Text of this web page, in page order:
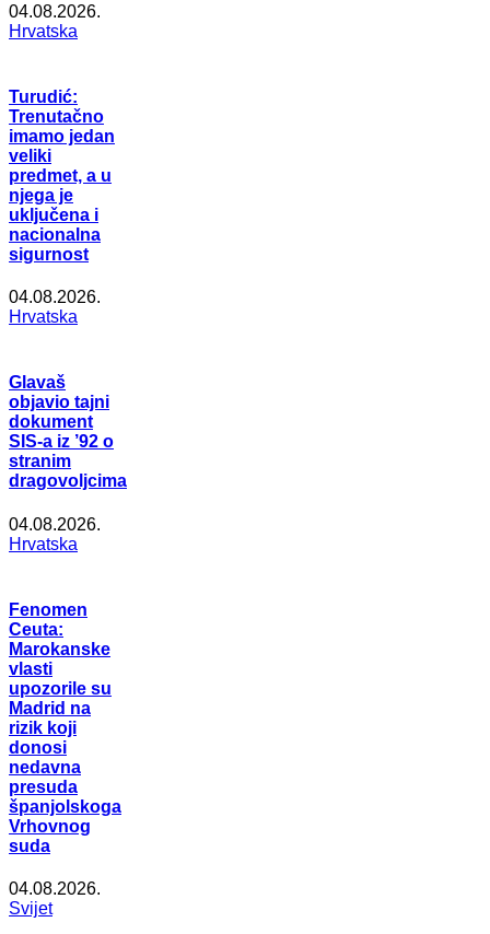
04.08.2026.
Hrvatska
Turudić:
Trenutačno
imamo jedan
veliki
predmet, a u
njega je
uključena i
nacionalna
sigurnost
04.08.2026.
Hrvatska
Glavaš
objavio tajni
dokument
SIS-a iz ’92 o
stranim
dragovoljcima
04.08.2026.
Hrvatska
Fenomen
Ceuta:
Marokanske
vlasti
upozorile su
Madrid na
rizik koji
donosi
nedavna
presuda
španjolskoga
Vrhovnog
suda
04.08.2026.
Svijet